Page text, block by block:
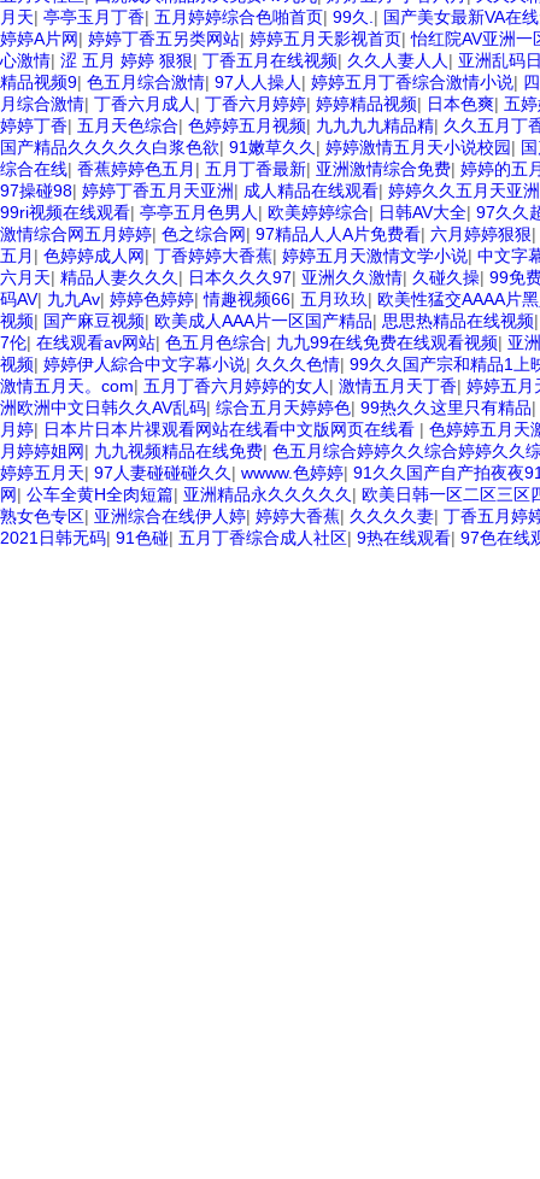
月天| 亭亭玉月丁香| 五月婷婷综合色啪首页| 99久. | 国产美女最新VA在
婷婷A片网| 婷婷丁香五另类网站| 婷婷五月天影视首页|怡红院AV亚洲一
心激情| 涩 五月 婷婷 狠狠| 丁香五月在线视频| 久久人妻人人 | 亚洲乱码
精品视频9| 色五月综合激情| 97人人操人 | 婷婷五月丁香综合激情小说|
月综合激情| 丁香六月成人 | 丁香六月婷婷| 婷婷精品视频| 日本色爽| 五
婷婷丁香| 五月天色综合| 色婷婷五月视频| 九九九九精品精| 久久五月丁
国产精品久久久久久白浆色欲| 91嫩草久久 | 婷婷激情五月天小说校园|
综合在线| 香蕉婷婷色五月 | 五月丁香最新| 亚洲激情综合免费| 婷婷的五
97操碰98| 婷婷丁香五月天亚洲| 成人精品在线观看| 婷婷久久五月天亚
99ri视频在线观看| 亭亭五月色男人 | 欧美婷婷综合| 日韩AV大全| 97久久
激情综合网五月婷婷| 色之综合网| 97精品人人A片免费看| 六月婷婷狠狠|
五月 | 色婷婷成人网| 丁香婷婷大香蕉| 婷婷五月天激情文学小说| 中文字
六月天| 精品人妻久久久 | 日本久久久97| 亚洲久久激情| 久碰久操| 99免
码AV| 九九Av| 婷婷色婷婷|情趣视频66| 五月玖玖| 欧美性猛交AAAA片
视频| 国产麻豆视频| 欧美成人AAA片一区国产精品| 思思热精品在线视频
7伦| 在线观看av网站| 色五月色综合| 九九99在线免费在线观看视频| 亚
视频| 婷婷伊人綜合中文字幕小说| 久久久色情| 99久久国产宗和精品1上
激情五月天。com| 五月丁香六月婷婷的女人 | 激情五月天丁香| 婷婷五月
洲欧洲中文日韩久久AV乱码| 综合五月天婷婷色| 99热久久这里只有精品|
月婷| 日本片日本片祼观看网站在线看中文版网页在线看 | 色婷婷五月天
月婷婷姐网| 九九视频精品在线免费| 色五月综合婷婷久久综合婷婷久久
婷婷五月天| 97人妻碰碰碰久久 | wwww.色婷婷| 91久久国产自产拍夜夜
网| 公车全黄H全肉短篇| 亚洲精品永久久久久久 | 欧美日韩一区二区三区
熟女色专区| 亚洲综合在线伊人婷| 婷婷大香蕉| 久久久久妻| 丁香五月婷
2021日韩无码| 91色碰| 五月丁香综合成人社区| 9热在线观看| 97色在线